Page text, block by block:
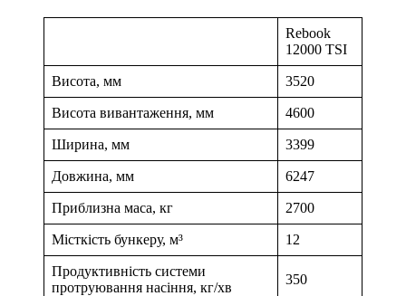
Rebook
12000 TSI
Висота, мм 3520
Висота вивантаження, мм 4600
Ширина, мм 3399
Довжина, мм 6247
Приблизна маса, кг 2700
Місткість бункеру, м³ 12
Продуктивність системи
протруювання насіння, кг/хв
350